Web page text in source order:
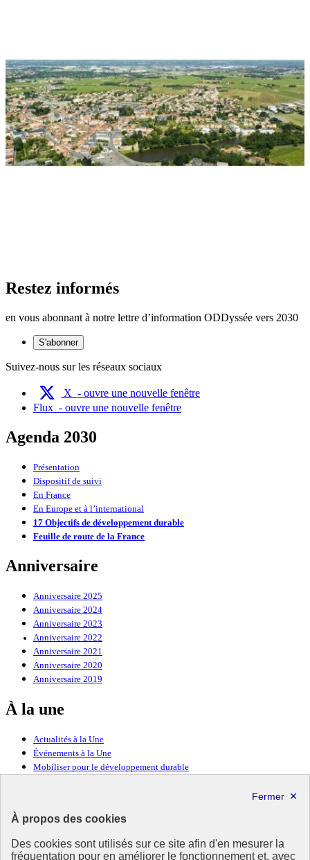
À propos des cookies
Des cookies sont utilisés sur ce site afin d'en mesurer la
fréquentation pour en améliorer le fonctionnement et, avec
Restez informés
en vous abonnant à notre lettre d’information ODDyssée vers 2030
S'abonner
Suivez-nous sur les réseaux sociaux
X - ouvre une nouvelle fenêtre
Flux - ouvre une nouvelle fenêtre
Agenda 2030
Présentation
Dispositif de suivi
En France
En Europe et à l’international
17 Objectifs de développement durable
Feuille de route de la France
Anniversaire
Anniversaire 2025
Anniversaire 2024
Anniversaire 2023
Anniversaire 2022
Anniversaire 2021
Anniversaire 2020
Anniversaire 2019
À la une
Actualités à la Une
Événements à la Une
Mobiliser pour le développement durable
Ressources
Ressources